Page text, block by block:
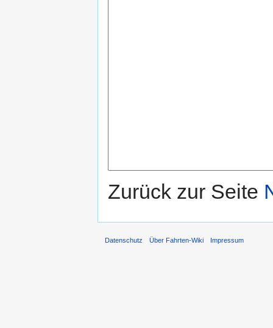
Zurück zur Seite
Datenschutz Über Fahrten-Wiki Impressum